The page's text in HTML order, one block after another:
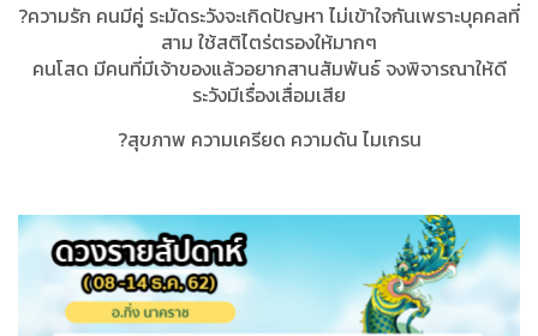
?ความรัก คนมีคู่ ระมัดระวังจะเกิดปัญหา ไม่เข้าใจกันเพราะบุคคลที่
สาม ใช้สติไตร่ตรองให้มากๆ
คนโสด มีคนที่มีเจ้าของแล้วอยากสานสัมพันธ์ จงพิจารณาให้ดี
ระวังมีเรื่องเสื่อมเสีย
?สุขภาพ ความเครียด ความดัน ไมเกรน